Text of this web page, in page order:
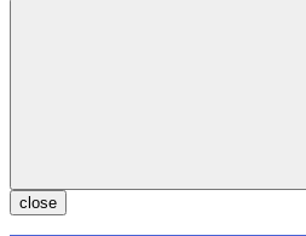
close